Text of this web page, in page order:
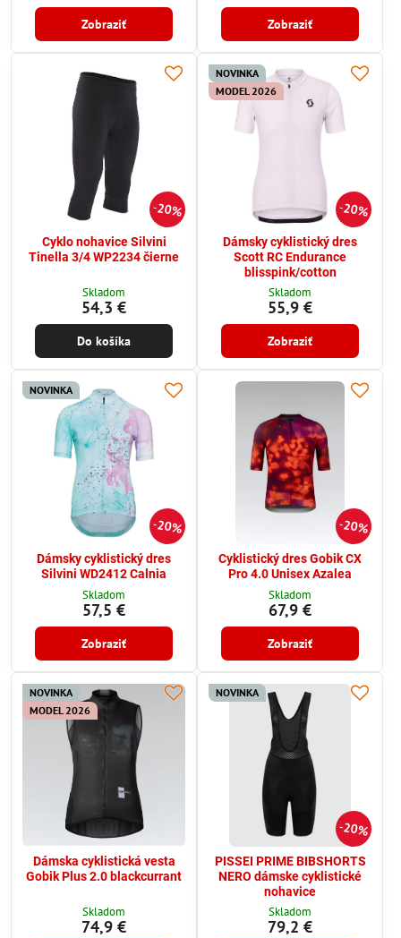
Zobraziť Zobraziť
20%
Cyklo nohavice Silvini
Tinella 3/4 WP2234 čierne
Skladom
54,3 €
Do košíka
20%
NOVINKA
MODEL 2026
Dámsky cyklistický dres
Scott RC Endurance
blisspink/cotton
Skladom
55,9 €
Zobraziť
20%
NOVINKA
Dámsky cyklistický dres
Silvini WD2412 Calnia
Skladom
57,5 €
Zobraziť
20%
Cyklistický dres Gobik CX
Pro 4.0 Unisex Azalea
Skladom
67,9 €
Zobraziť
NOVINKA
MODEL 2026
Dámska cyklistická vesta
Gobik Plus 2.0 blackcurrant
Skladom
74,9 €
20%
NOVINKA
PISSEI PRIME BIBSHORTS
NERO dámske cyklistické
nohavice
Skladom
79,2 €